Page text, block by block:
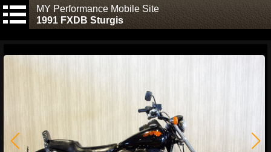
MY Performance Mobile Site
1991 FXDB Sturgis